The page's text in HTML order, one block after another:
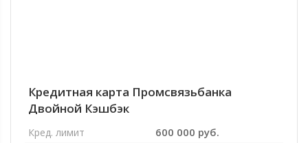
Кредитная карта Промсвязьбанка
Двойной Кэшбэк
Кред. лимит 600 000 руб.